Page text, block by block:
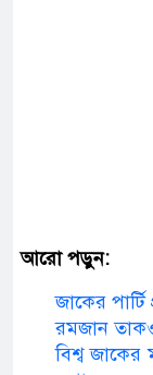
আরো পড়ুন:
জাকের
রমজান
বিশ্ব